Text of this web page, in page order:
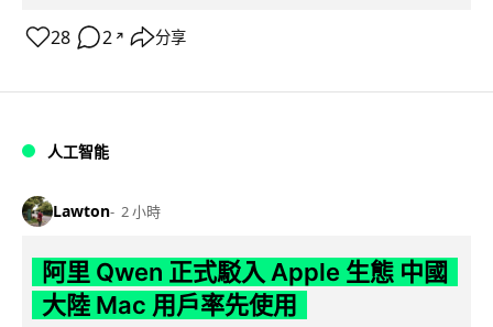
28 2 ↗ 分享
人工智能
Lawton 2 小時
阿里 Qwen 正式駁入 Apple 生態 中國
大陸 Mac 用戶率先使用